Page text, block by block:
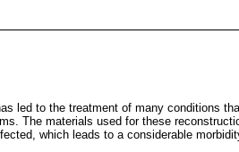
led to the treatment of many conditions
The materials used for these
which leads to a considerable